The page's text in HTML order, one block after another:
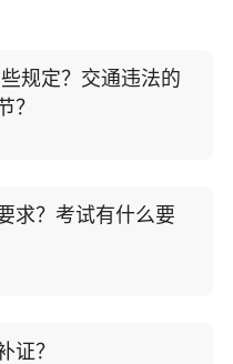
规定？交通违法的
？
求？考试有什么要
证？